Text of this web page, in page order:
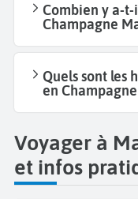
Combien y a-
Champagne
Quels sont les
en
Voyager à
et infos